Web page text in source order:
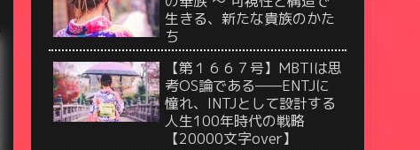
生きる、新たな貴族のかた
ち
【第１６６７号】MBTIは思
考OS論である——ENTJに
憧れ、INTJとして設計する
人生100年時代の戦略
【20000文字over】